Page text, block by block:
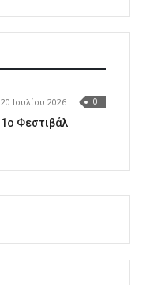
20 Ιουλίου 2026 0
1o Φεστιβάλ